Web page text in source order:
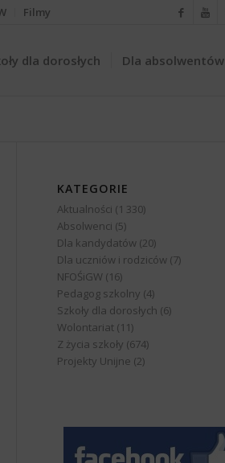
Filmy
dla dorosłych Dla absolwentów
KATEGORIE
Aktualności (1 330)
Absolwenci (5)
Dla kandydatów (20)
Dla uczniów i rodziców (7)
NFOŚiGW (16)
Pedagog szkolny (4)
Szkoły dla dorosłych (6)
Wolontariat (11)
Z życia szkoły (674)
Projekty Unijne (2)